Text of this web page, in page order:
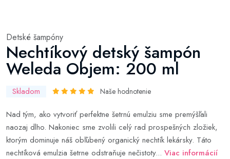
Detské šampóny
Nechtíkový detský šampón
Weleda Objem: 200 ml
Skladom Naše hodnotenie
Nad tým, ako vytvoriť perfektne šetrnú emulziu sme premýšľali
naozaj dlho. Nakoniec sme zvolili celý rad prospešných zložiek,
ktorým dominuje náš obľúbený organický nechtík lekársky. Táto
nechtíková emulzia šetrne odstraňuje nečistoty... Viac informácií